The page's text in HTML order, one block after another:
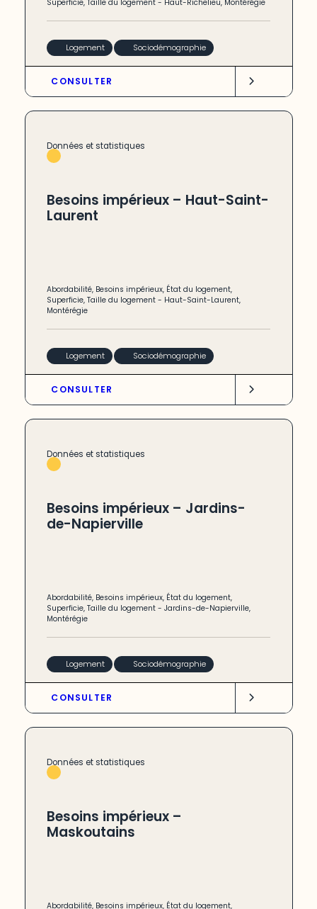
Superficie,Taille du logement - Haut-Richelieu, Montérégie
Logement Sociodémographie
CONSULTER
Données et statistiques
Besoins impérieux – Haut-Saint-
Laurent
Abordabilité, Besoins impérieux, État du logement,
Superficie,Taille du logement - Haut-Saint-Laurent,
Montérégie
Logement Sociodémographie
CONSULTER
Données et statistiques
Besoins impérieux – Jardins-
de-Napierville
Abordabilité, Besoins impérieux, État du logement,
Superficie,Taille du logement -Jardins-de-Napierville,
Montérégie
Logement Sociodémographie
CONSULTER
Données et statistiques
Besoins impérieux –
Maskoutains
Abordabilité, Besoins impérieux, État du logement,